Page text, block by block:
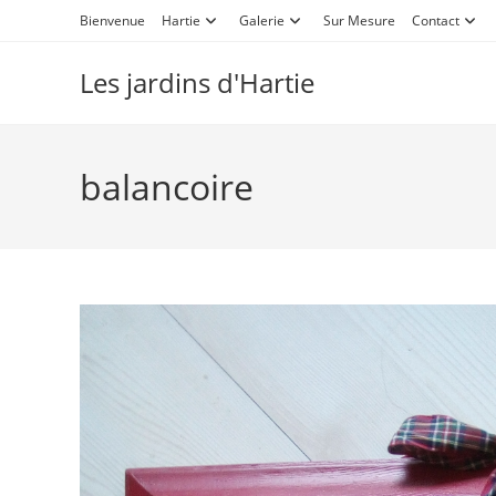
Bienvenue Hartie Galerie Sur Mesure Contact
Les jardins d'Hartie
balancoire